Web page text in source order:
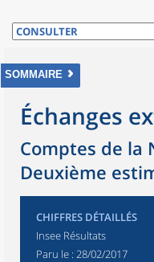
SOMMAIRE
Échanges
Comptes de la
Deuxième
CHIFFRES DÉTAILLÉS
Insee Résultats
Paru le : 28/02/2017